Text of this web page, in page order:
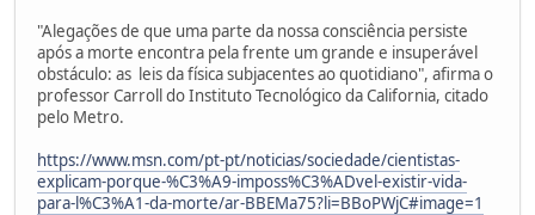
"Alegações de que uma parte da nossa consciência persiste
após a morte encontra pela frente um grande e insuperável
obstáculo: as leis da física subjacentes ao quotidiano", afirma o
professor Carroll do Instituto Tecnológico da California, citado
pelo Metro.
https://www.msn.com/pt-pt/noticias/sociedade/cientistas-
explicam-porque-%C3%A9-imposs%C3%ADvel-existir-vida-
para-l%C3%A1-da-morte/ar-BBEMa75?li=BBoPWjC#image=1